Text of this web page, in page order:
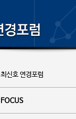
최신호 연경포럼
FOCUS